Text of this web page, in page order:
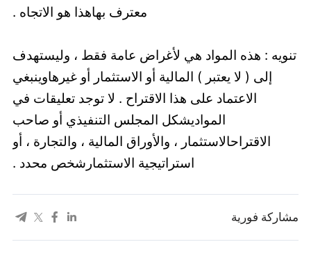
معترف بهاهذا هو الاتجاه .
تنويه : هذه المواد هي لأغراض عامة فقط ، وليستهدف
إلى ( لا يعتبر ) المالية أو الاستثمار أو غيرهاوينبغي
اﻻعتماد على هذا اﻻقتراح . لا توجد تعليقات في
المواديشكل المجلس التنفيذي أو صاحب
الاقتراحالاستثمار ، والأوراق المالية ، والتجارة ، أو
استراتيجية الاستثمارشخص محدد .
مشاركة فورية